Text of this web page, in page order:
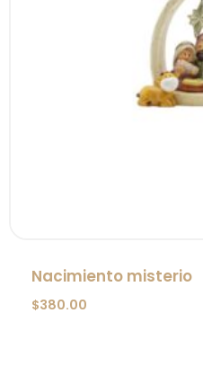
Nacimiento misterio
$380.00